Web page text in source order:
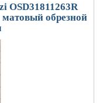
OSD31811263R
обрезной